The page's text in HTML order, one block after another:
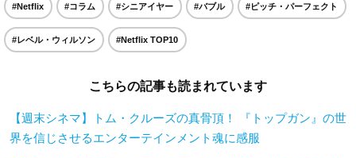
#Netflix #コラム #シニアイヤー #バブル #ピッチ・パーフェクト
#レベル・ウィルソン #Netflix TOP10
こちらの記事も読まれています
【週末シネマ】トム・クルーズの真骨頂！ 『トップガン』の世
界を信じさせるエンターテインメント魂に感服